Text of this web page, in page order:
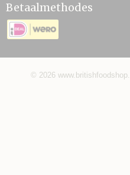
Betaalmethodes
© 2026